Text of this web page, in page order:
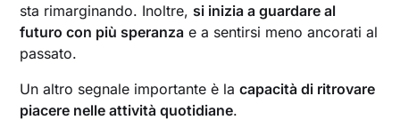
sta rimarginando. Inoltre, si inizia a guardare al
futuro con più speranza e a sentirsi meno ancorati al
passato.
Un altro segnale importante è lacapacità di ritrovare
piacere nelle attività quotidiane.